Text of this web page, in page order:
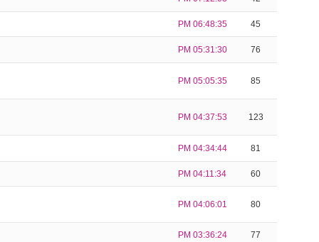
PM 06:48:35 45
PM 05:31:30 76
PM 05:05:35 85
PM 04:37:53 123
PM 04:34:44 81
PM 04:11:34 60
PM 04:06:01 80
PM 03:36:24 77